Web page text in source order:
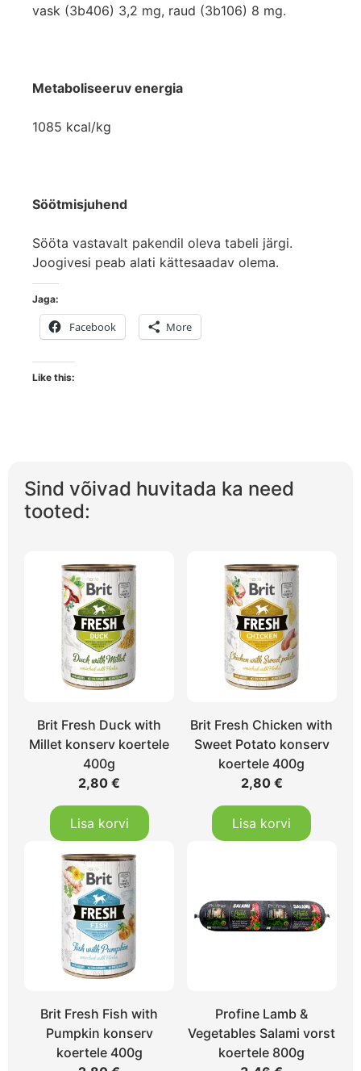
vask (3b406) 3,2 mg, raud (3b106) 8 mg.
Metaboliseeruv energia
1085 kcal/kg
Söötmisjuhend
Sööta vastavalt pakendil oleva tabeli järgi.
Joogivesi peab alati kättesaadav olema.
Jaga:
Facebook More
Like this:
Sind võivad huvitada ka need
tooted:
Brit Fresh Duck with
Millet konserv koertele
400g
2,80€
Lisa korvi
Brit Fresh Chicken with
Sweet Potato konserv
koertele 400g
2,80 €
Lisa korvi
Brit Fresh Fish with
Pumpkin konserv
koertele 400g
Profine Lamb &
Vegetables Salami vorst
koertele 800g